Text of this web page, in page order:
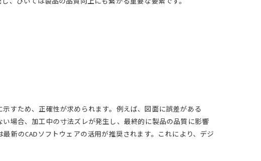
すため、正確性が求められます。例えば、図面に誤差がある
場合、加工中の寸法ズレが発生し、最終的に製品の品質に影響
新のCADソフトウェアの活用が推奨されます。これにより、デジ